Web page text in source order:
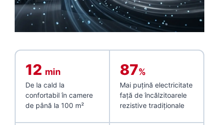
12 min
De la cald la
confortabil în camere
de până la 100 m²
87%
Mai puțină electricitate
față de încălzitoarele
rezistive tradiționale